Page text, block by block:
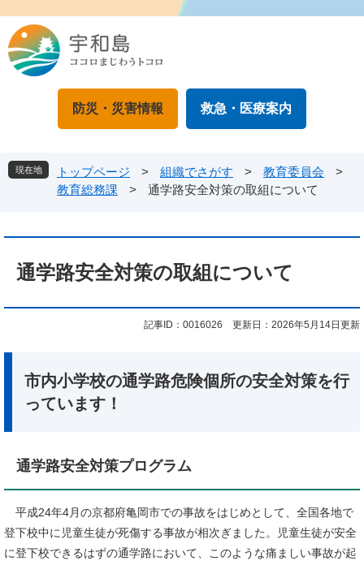
ジ
の
ュ
ー
本
文
防災・災害情報 救急・医療案内
現在地 トップページ > 組織でさがす > 教育委員会
>
教育総務課
> 通学路安全対策の取組について
通学路安全対策の取組について
記事ID：0016026 更新日：2026年5月14日更新
市内小学校の通学路危険個所の安全対策を行
っています！
通学路安全対策プログラム
平成24年4月の京都府亀岡市での事故をはじめとして、全国各地で
登下校中に児童生徒が死傷する事故が相次ぎました。児童生徒が安全
に登下校できるはずの通学路において、このような痛ましい事故が起